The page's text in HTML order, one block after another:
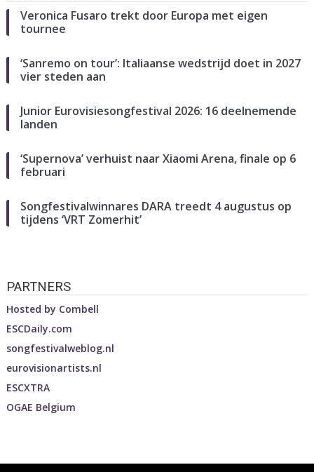
Veronica Fusaro trekt door Europa met eigen
tournee
‘Sanremo on tour’: Italiaanse wedstrijd doet in 2027
vier steden aan
Junior Eurovisiesongfestival 2026: 16 deelnemende
landen
‘Supernova’ verhuist naar Xiaomi Arena, finale op 6
februari
Songfestivalwinnares DARA treedt 4 augustus op
tijdens ‘VRT Zomerhit’
PARTNERS
Hosted by Combell
ESCDaily.com
songfestivalweblog.nl
eurovisionartists.nl
ESCXTRA
OGAE Belgium